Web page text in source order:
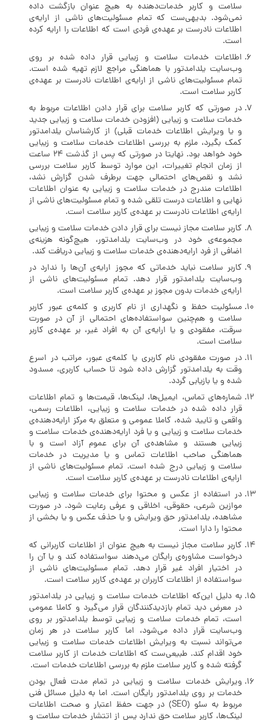
سلامت و کاربر خدمات‌دهنده به هیچ عنوان بازگشت داده
نمی‌شود. بدیهی‌ست که تمام مسئولیت‌های ناشی از ارایه‌ی
اطلاعات نادرست بر عهده‌ی فردی است که اطلاعات را ارایه کرده
است.
اطلاعات خدمات سلامت و زیبایی قرار داده شده بر روی
وب‌سایت یلدامدتور با هماهنگی مراجع لازم تهیه شده است.
تمام مسئولیت‌های ناشی از ارایه‌ی اطلاعات نادرست بر عهده‌ی
کاربر سلامت است.
در صورتی که کاربر سلامت برای قرار دادن اطلاعات مربوط به
خدمات سلامت و زیبایی (افزودن خدمات سلامت و زیبایی جدید
و یا ویرایش اطلاعات خدمات قبلی) از کارشناسان یلدامدتور
کمک بگیرد، ملزم به بررسی اطلاعات خدمات سلامت و زیبایی
خود خواهد بود. نهایتا در صورتی که پس از گذشت 24 ساعت
از زمان انجام تغییرات، این موارد توسط کاربر سلامت بررسی
نشد و نقص‌های احتمالی جهت برطرف شدن گزارش نشد،
اطلاعات مندرج در خدمات سلامت و زیبایی به عنوان اطلاعات
نهایی و اطلاعات درست تلقی شده و تمام مسئولیت‌های ناشی از
ارایه‌ی اطلاعات نادرست بر عهده‌ی کاربر سلامت است.
کاربر سلامت مجاز نیست برای قرار دادن خدمات سلامت و زیبایی
مجموعه‌ی خود در وب‌سایت یلدامدتور، هیچ‌گونه هزینه‌ی
اضافی از فرد ارایه‌دهنده‌ی خدمات سلامت و زیبایی دریافت کند.
کاربر سلامت نباید خدماتی که مجوز ارایه‌ی آن‌ها را ندارد در
وب‌سایت یلدامدتور قرار دهد. تمام مسئولیت‌های ناشی از
ارایه‌ی خدمات بدون مجوز بر عهده‌ی کاربر سلامت است.
مسئولیت حفظ و نگهداری از نام کاربری و کلمه‌ی عبور کاربر
سلامت و هم‌چنین سواستفاده‌های احتمالی از آن در صورت
سرقت، مفقودی و یا ارایه‌ی آن به افراد غیر، بر عهده‌ی کاربر
سلامت است.
در صورت مفقودی نام کاربری یا کلمه‌ی عبور، مراتب در اسرع
وقت به یلدامدتور گزارش داده شود تا حساب کاربری، مسدود
شده و یا بازیابی گردد.
شماره‌های تماس، ایمیل‌ها، لینک‌ها، قیمت‌ها و تمام اطلاعات
قرار داده شده در خدمات سلامت و زیبایی، اطلاعات رسمی،
واقعی و تایید شده، کاملا عمومی و متعلق به مرکز ارایه‌دهنده‌ی
خدمات سلامت و زیبایی و یا فرد ارایه‌دهنده‌ی خدمات سلامت و
زیبایی هستند و مشاهده‌ی آن برای عموم آزاد است و با
هماهنگی صاحب اطلاعات تماس و یا مدیریت در خدمات
سلامت و زیبایی درج شده است. تمام مسئولیت‌های ناشی از
ارایه‌ی اطلاعات نادرست بر عهده‌ی کاربر سلامت است.
در استفاده از عکس و محتوا برای خدمات سلامت و زیبایی
موازین شرعی، حقوقی، اخلاقی و عرفی رعایت شود. در صورت
مشاهده، یلدامدتور حق ویرایش و یا حذف عکس و یا بخشی از
محتوا را دارا است.
کاربر سلامت مجاز نیست به هیچ عنوان از اطلاعات کاربرانی که
درخواست مشاوره‌ی رایگان می‌دهند سواستفاده کند و یا آن را
در اختیار افراد غیر قرار دهد. تمام مسئولیت‌های ناشی از
سواستفاده از اطلاعات کاربران بر عهده‌ی کاربر سلامت است.
به دلیل این‌که اطلاعات خدمات سلامت و زیبایی در یلدامدتور
در معرض دید تمام بازدیدکنندگان قرار می‌گیرد و کاملا عمومی
است، تمام خدمات سلامت و زیبایی توسط یلدامدتور بر روی
وب‌سایت قرار داده می‌شود، اما کاربر سلامت در هر زمان
می‌تواند نسبت به ویرایش اطلاعات خدمات سلامت و زیبایی
خود اقدام کند. طبیعی‌ست که اطلاعات خدمات از کاربر سلامت
گرفته شده و کاربر سلامت ملزم به بررسی اطلاعات خدمات است.
ویرایش خدمات سلامت و زیبایی در تمام مدت فعال بودن
خدمات بر روی یلدامدتور رایگان است. اما به دلیل مسائل فنی
مربوط به سئو (SEO) در جهت حفظ اعتبار و صحت اطلاعات
لینک‌ها، کاربر سلامت حق ندارد پس از اتتشار خدمات سلامت و